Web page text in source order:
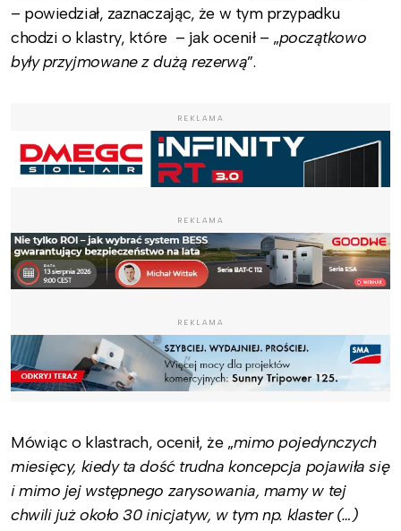
– powiedział, zaznaczając, że w tym przypadku
chodzi o klastry, które – jak ocenił – „początkowo
były przyjmowane z dużą rezerwą”.
REKLAMA
REKLAMA
REKLAMA
Mówiąc o klastrach, ocenił, że „mimo pojedynczych
miesięcy, kiedy ta dość trudna koncepcja pojawiła się
i mimo jej wstępnego zarysowania, mamy w tej
chwili już około 30 inicjatyw, w tym np. klaster (…)